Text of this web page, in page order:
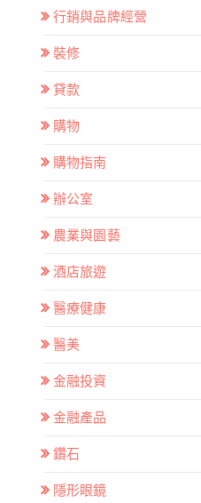
行銷與品牌經營
裝修
貸款
購物
購物指南
辦公室
農業與園藝
酒店旅遊
醫療健康
醫美
金融投資
金融產品
鑽石
隱形眼鏡